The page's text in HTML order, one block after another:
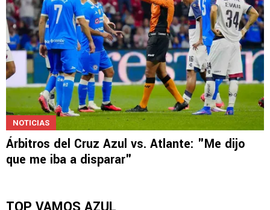
NOTICIAS
Árbitros del Cruz Azul vs. Atlante: "Me dijo
que me iba a disparar"